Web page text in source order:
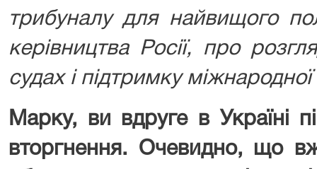
трибуналу для найвищого
керівництва Росії, про
судах і підтримку
Марку, ви вдруге в Україні
вторгнення. Очевидно, що